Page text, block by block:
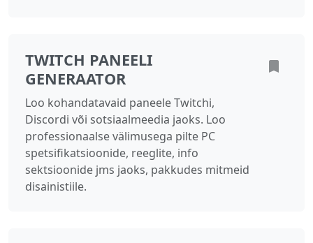
TWITCH PANEELI
GENERAATOR
Loo kohandatavaid paneele Twitchi,
Discordi või sotsiaalmeedia jaoks. Loo
professionaalse välimusega pilte PC
spetsifikatsioonide, reeglite, info
sektsioonide jms jaoks, pakkudes mitmeid
disainistiile.